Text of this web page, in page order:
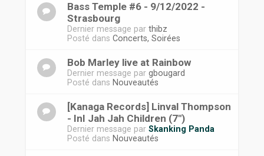
Bass Temple #6 - 9/12/2022 -
Strasbourg
Dernier message par thibz
Posté dans Concerts, Soirées
Bob Marley live at Rainbow
Dernier message par gbougard
Posté dans Nouveautés
[Kanaga Records] Linval Thompson
- InI Jah Jah Children (7")
Dernier message par Skanking Panda
Posté dans Nouveautés